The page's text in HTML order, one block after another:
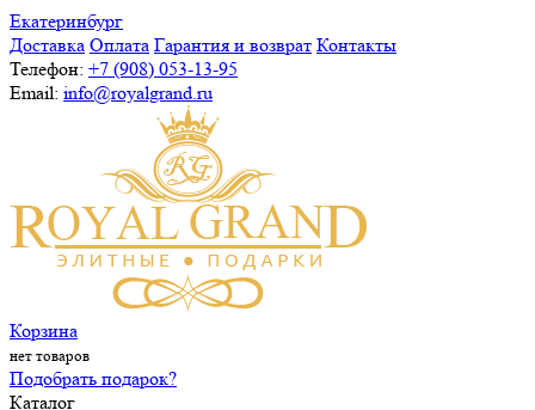
Екатеринбург
Доставка Оплата Гарантия и возврат Контакты
Телефон: +7 (908) 053-13-95
Email: info@royalgrand.ru
Корзина
нет товаров
Подобрать подарок?
Каталог